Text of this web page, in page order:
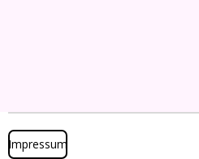
Impressum